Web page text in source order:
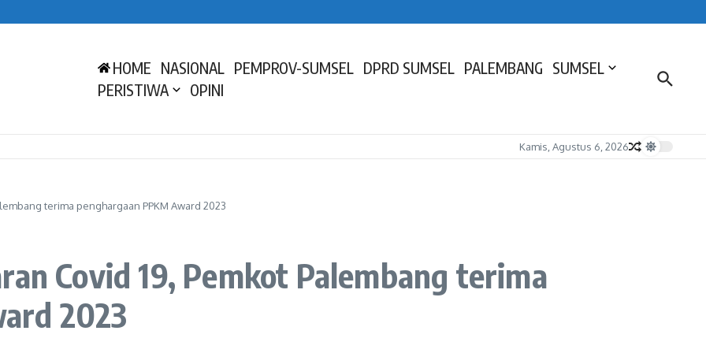
dan Program Strategis Sumsel pada HUT ke-80 Provinsi
HOME NASIONAL PEMPROV-SUMSEL DPRD SUMSEL PALEMBANG SUMSEL
PERISTIWA
OPINI
Kamis, Agustus 6, 2026
terima penghargaan PPKM Award 2023
Covid 19, Pemkot Palembang terima
2023